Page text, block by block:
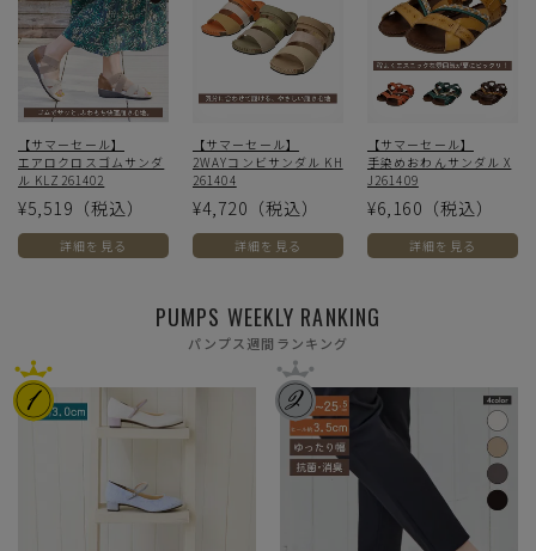
【サマーセール】
エアロクロスゴムサンダ
ル KLZ261402
¥5,519 （税込）
詳細を見る
【サマーセール】
2WAYコンビサンダル KH
261404
¥4,720 （税込）
詳細を見る
【サマーセール】
手染めおわんサンダル X
J261409
¥6,160 （税込）
詳細を見る
PUMPS WEEKLY RANKING
パンプス週間ランキング